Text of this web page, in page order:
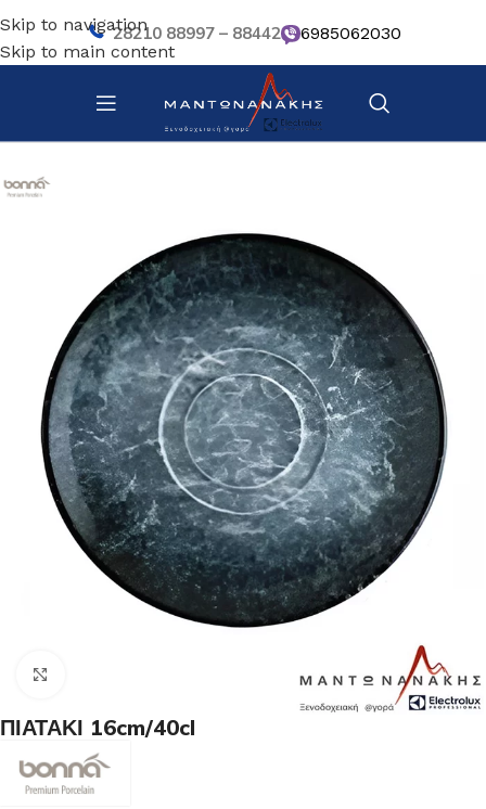
Skip to navigation
Skip to main content
28210 88997 – 88442 6985062030
Αρχική σελίδα/ Επιτραπέζια Είδη/ Πιάτα
ΠΙΑΤΑΚΙ 16cm/40cl